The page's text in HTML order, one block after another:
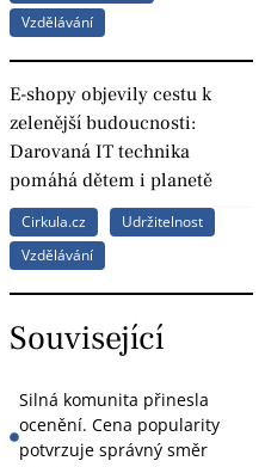
Vzdělávání
E-shopy objevily cestu k
zelenější budoucnosti:
Darovaná IT technika
pomáhá dětem i planetě
Cirkula.cz
Udržitelnost
Vzdělávání
Související
Silná komunita přinesla
ocenění. Cena popularity
potvrzuje správný směr